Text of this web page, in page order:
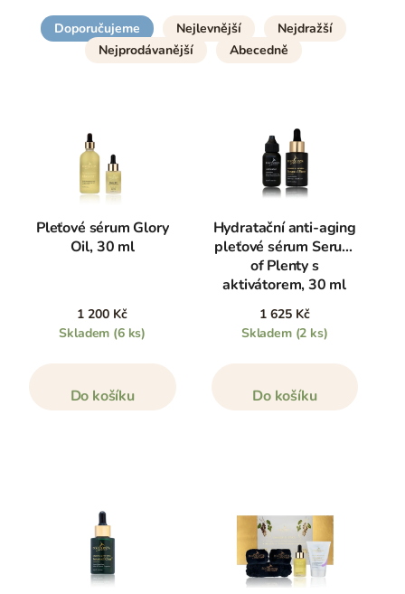
Doporučujeme Nejlevnější
Nejdražší
Nejprodávanější
Abecedně
Pleťové sérum Glory
Oil, 30 ml
1 200 Kč
Skladem (6 ks)
Do košíku
Hydratační anti-aging
pleťové sérum Serum
of Plenty s
aktivátorem, 30 ml
1 625 Kč
Skladem (2 ks)
Do košíku